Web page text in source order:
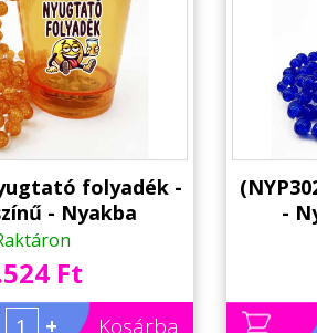
folyadék -
- Nyakba
Felespohár, LED
- Party Pohár -
Kellék
Ft
+ Kosárba
-